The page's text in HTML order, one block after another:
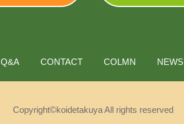
Q&A CONTACT COLMN NEWS
Copyright©koidetakuya All rights reserved